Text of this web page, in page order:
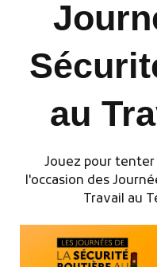
Marchés
Projets
Plans
au
Jouez pour tenter
l'occasion des
Travail au